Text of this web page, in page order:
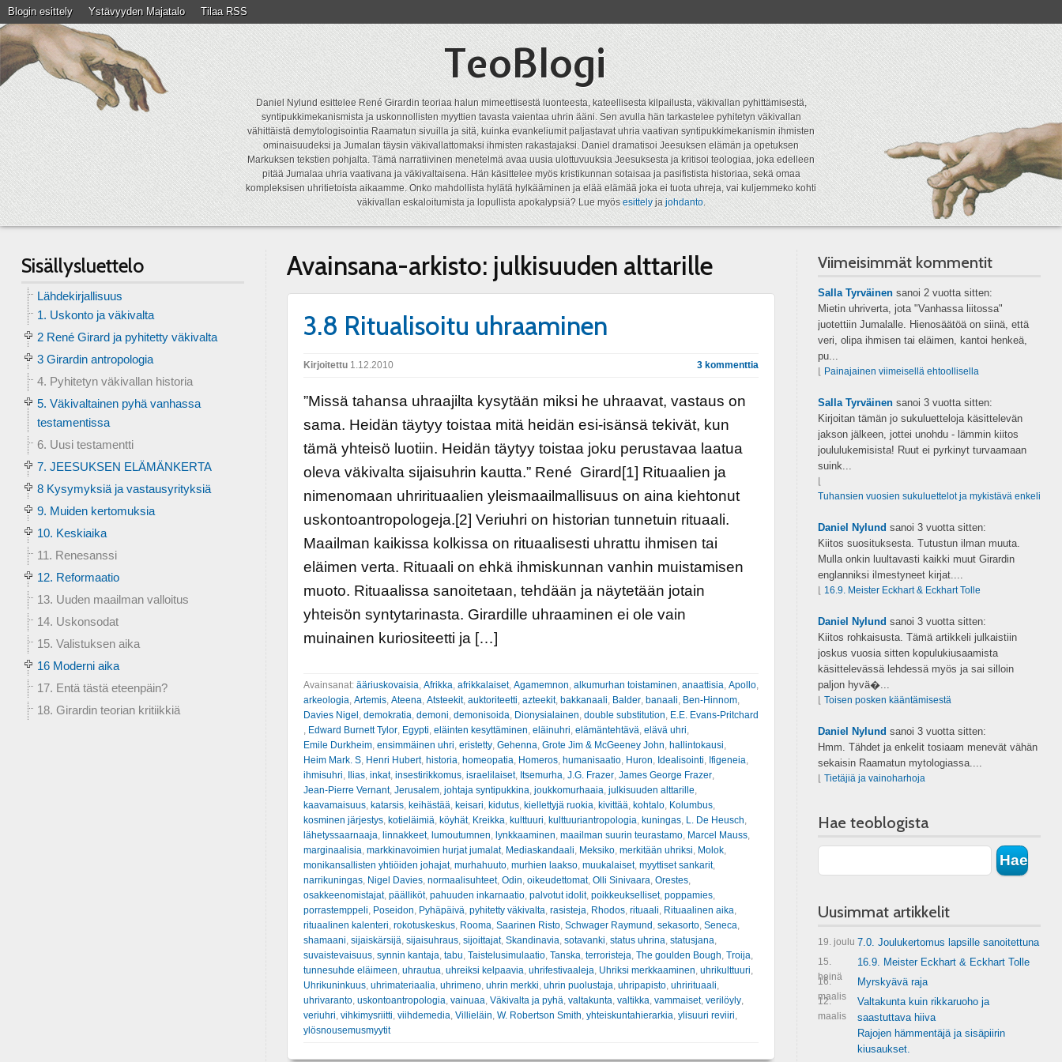
Blogin esittely Ystävyyden Majatalo Tilaa RSS
TeoBlogi
Daniel Nylund esittelee René Girardin teoriaa halun mimeettisestä luonteesta, kateellisesta kilpailusta, väkivallan pyhittämisestä,
syntipukkimekanismista ja uskonnollisten myyttien tavasta vaientaa uhrin ääni. Sen avulla hän tarkastelee pyhitetyn väkivallan
vähittäistä demytologisointia Raamatun sivuilla ja sitä, kuinka evankeliumit paljastavat uhria vaativan syntipukkimekanismin ihmisten
ominaisuudeksi ja Jumalan täysin väkivallattomaksi ihmisten rakastajaksi. Daniel dramatisoi Jeesuksen elämän ja opetuksen
Markuksen tekstien pohjalta. Tämä narratiivinen menetelmä avaa uusia ulottuvuuksia Jeesuksesta ja kritisoi teologiaa, joka edelleen
pitää Jumalaa uhria vaativana ja väkivaltaisena. Hän käsittelee myös kristikunnan sotaisaa ja pasifistista historiaa, sekä omaa
kompleksisen uhritietoista aikaamme. Onko mahdollista hylätä hylkääminen ja elää elämää joka ei tuota uhreja, vai kuljemmeko kohti
väkivallan eskaloitumista ja lopullista apokalypsiä? Lue myösesittelyjajohdanto.
Avainsana-arkisto: julkisuuden alttarille
3.8 Ritualisoitu uhraaminen
Kirjoitettu1.12.2010 3 kommenttia
”Missä tahansa uhraajilta kysytään miksi he uhraavat, vastaus on
sama. Heidän täytyy toistaa mitä heidän esi-isänsä tekivät, kun
tämä yhteisö luotiin. Heidän täytyy toistaa joku perustavaa laatua
oleva väkivalta sijaisuhrin kautta.” René Girard[1] Rituaalien ja
nimenomaan uhrirituaalien yleismaailmallisuus on aina kiehtonut
uskontoantropologeja.[2] Veriuhri on historian tunnetuin rituaali.
Maailman kaikissa kolkissa on rituaalisesti uhrattu ihmisen tai
eläimen verta. Rituaali on ehkä ihmiskunnan vanhin muistamisen
muoto. Rituaalissa sanoitetaan, tehdään ja näytetään jotain
yhteisön syntytarinasta. Girardille uhraaminen ei ole vain
muinainen kuriositeetti ja […]
Avainsanat: ääriuskovaisia Afrikka afrikkalaiset, Agamemnon alkumurhan toistaminen anaattisia Apollo,
arkeologia Artemis, Ateena Atsteekit, auktoriteetti azteekit, bakkanaali Balder, banaali Ben-Hinnom,
Davies Nigel demokratia demoni demonisoida Dionysialainen double substitution E.E. Evans-Pritchard
Edward Burnett Tylor, Egypti eläinten kesyttäminen eläinuhri elämäntehtävä elävä uhri
Emile Durkheim, ensimmäinen uhri eristetty, Gehenna Grote Jim & McGeeney John hallintokausi
Heim Mark. S, Henri Hubert, historia homeopatia Homeros, humanisaatio, Huron Idealisointi Ifigeneia
ihmisuhri Ilias, inkat, insestirikkomus, israelilaiset, Itsemurha J.G. Frazer, James George Frazer,
Jean-Pierre Vernant, Jerusalem, johtaja syntipukkina joukkomurhaaia julkisuuden alttarille
kaavamaisuus, katarsis, keihästää keisari kidutus, kiellettyjä ruokia kivittää kohtalo, Kolumbus,
kosminen järjestys, kotieläimiä köyhät, Kreikka kulttuuri kulttuuriantropologia kuningas, L. De Heusch
lähetyssaarnaaja linnakkeet, lumoutumnen lynkkaaminen maailman suurin teurastamo, Marcel Mauss,
marginaalisia markkinavoimien hurjat jumalat, Mediaskandaali Meksiko, merkitään uhriksi Molok,
monikansallisten yhtiöiden johajat, murhahuuto, murhien laakso, muukalaiset, myyttiset sankarit,
narrikuningas, Nigel Davies, normaalisuhteet, Odin oikeudettomat, Olli Sinivaara Orestes,
osakkeenomistajat, päälliköt, pahuuden inkarnaatio, palvotut idolit, poikkeukselliset, poppamies,
porrastemppeli Poseidon Pyhäpäivä pyhitetty väkivalta rasisteja Rhodos, rituaali Rituaalinen aika
rituaalinen kalenteri rokotuskeskus, Rooma Saarinen Risto, Schwager Raymund sekasorto, Seneca
shamaani sijaiskärsijä sijaisuhraus, sijoittajat, Skandinavia sotavanki status uhrina statusjana
suvaistevaisuus, synnin kantaja tabu Taistelusimulaatio, Tanska terroristeja The goulden Bough Troija
tunnesuhde eläimeen uhrautua uhreiksi kelpaavia uhrifestivaaleja Uhriksi merkkaaminen uhrikulttuuri
Uhrikuninkuus, uhrimateriaalia uhrimeno, uhrin merkki uhrin puolustaja uhripapisto, uhrirituaali
uhrivaranto, uskontoantropologia vainuaa Väkivalta ja pyhä valtakunta valtikka vammaiset, verilöyly,
veriuhri vihkimysriitti viihdemedia Villieläin W. Robertson Smith yhteiskuntahierarkia ylisuuri reviiri
ylösnousemusmyytit
Sisällysluettelo
Lähdekirjallisuus
1. Uskonto ja väkivalta
2 René Girard ja pyhitetty väkivalta
3 Girardin antropologia
4. Pyhitetyn väkivallan historia
5. Väkivaltainen pyhä vanhassa
testamentissa
6. Uusi testamentti
7. JEESUKSEN ELÄMÄNKERTA
8 Kysymyksiä ja vastausyrityksiä
9. Muiden kertomuksia
10. Keskiaika
11. Renesanssi
12. Reformaatio
13. Uuden maailman valloitus
14. Uskonsodat
15. Valistuksen aika
16 Moderni aika
17. Entä tästä eteenpäin?
18. Girardin teorian kritiikkiä
Viimeisimmät kommentit
Salla Tyrväinensanoi 2 vuotta sitten:
Mietin uhriverta, jota "Vanhassa liitossa"
juotettiin Jumalalle. Hienosäätöä on siinä, että
veri, olipa ihmisen tai eläimen, kantoi henkeä,
pu...
Painajainen viimeisellä ehtoollisella
Salla Tyrväinensanoi 3 vuotta sitten:
Kirjoitan tämän jo sukuluetteloja käsittelevän
jakson jälkeen, jottei unohdu - lämmin kiitos
joululukemisista! Ruut ei pyrkinyt turvaamaan
suink...
Tuhansien vuosien sukuluettelot ja mykistävä enkeli
Daniel Nylund sanoi 3 vuotta sitten:
Kiitos suosituksesta. Tutustun ilman muuta.
Mulla onkin luultavasti kaikki muut Girardin
englanniksi ilmestyneet kirjat....
16.9. Meister Eckhart & Eckhart Tolle
Daniel Nylund sanoi 3 vuotta sitten:
Kiitos rohkaisusta. Tämä artikkeli julkaistiin
joskus vuosia sitten kopulukiusaamista
käsittelevässä lehdessä myös ja sai silloin
paljon hyvä�...
Toisen posken kääntämisestä
Daniel Nylund sanoi 3 vuotta sitten:
Hmm. Tähdet ja enkelit tosiaam menevät vähän
sekaisin Raamatun mytologiassa....
Tietäjiä ja vainoharhoja
Hae teoblogista
Uusimmat artikkelit
19. joulu 7.0. Joulukertomus lapsille sanoitettuna
15.
heinä
16.9. Meister Eckhart & Eckhart Tolle
16.
maalis
Myrskyävä raja
12.
maalis
Valtakunta kuin rikkaruoho ja
saastuttava hiiva
Rajojen hämmentäjä ja sisäpiirin
kiusaukset.